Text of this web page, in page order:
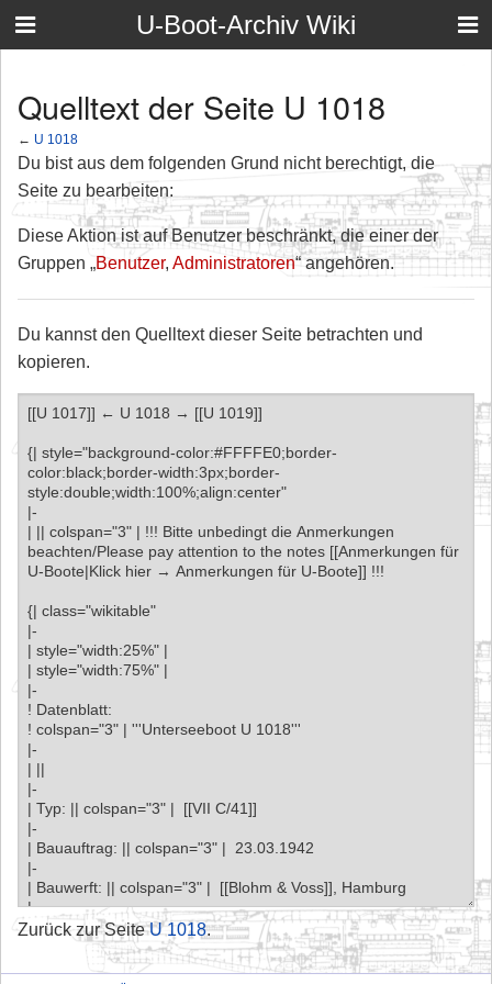
U-Boot-Archiv Wiki
Quelltext der Seite U 1018
← U 1018
Du bist aus dem folgenden Grund nicht berechtigt, die
Seite zu bearbeiten:
Diese Aktion ist auf Benutzer beschränkt, die einer der
Gruppen „Benutzer, Administratoren“ angehören.
Du kannst den Quelltext dieser Seite betrachten und
kopieren.
Zurück zur SeiteU 1018.